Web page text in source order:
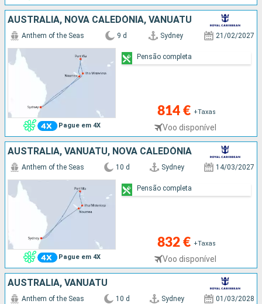
AUSTRALIA, NOVA CALEDÓNIA, VANUATU
Pague em 4X
Anthem of the Seas 9 d Sydney 21/02/2027
814 € +Taxas
Voo disponível
Pensão completa
AUSTRALIA, VANUATU, NOVA CALEDÓNIA
Pague em 4X
Anthem of the Seas 10 d Sydney 14/03/2027
832 € +Taxas
Voo disponível
Pensão completa
AUSTRALIA, VANUATU
Anthem of the Seas 10 d Sydney 01/03/2028